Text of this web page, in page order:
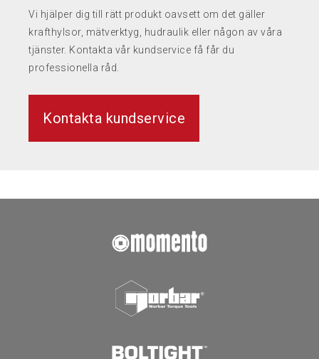
Vi hjälper dig till rätt produkt oavsett om det gäller
krafthylsor, mätverktyg, hudraulik eller någon av våra
tjänster. Kontakta vår kundservice få får du
professionella råd.
Kontakta kundservice